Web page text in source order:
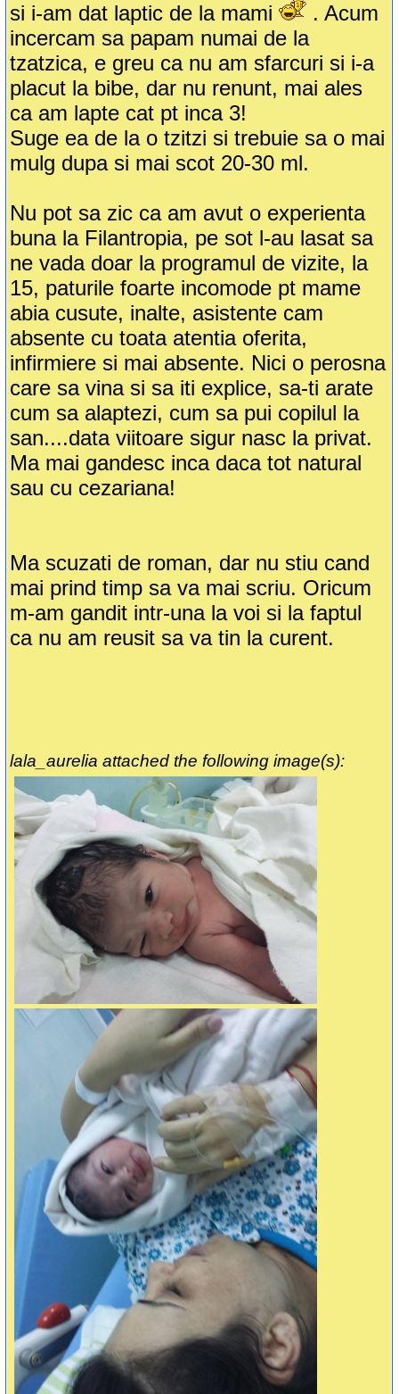
si i-am dat laptic de la mami
. Acum
incercam sa papam numai de la
tzatzica, e greu ca nu am sfarcuri si i-a
placut la bibe, dar nu renunt, mai ales
ca am lapte cat pt inca 3!
Suge ea de la o tzitzi si trebuie sa o mai
mulg dupa si mai scot 20-30 ml.
Nu pot sa zic ca am avut o experienta
buna la Filantropia, pe sot l-au lasat sa
ne vada doar la programul de vizite, la
15, paturile foarte incomode pt mame
abia cusute, inalte, asistente cam
absente cu toata atentia oferita,
infirmiere si mai absente. Nici o perosna
care sa vina si sa iti explice, sa-ti arate
cum sa alaptezi, cum sa pui copilul la
san....data viitoare sigur nasc la privat.
Ma mai gandesc inca daca tot natural
sau cu cezariana!
Ma scuzati de roman, dar nu stiu cand
mai prind timp sa va mai scriu. Oricum
m-am gandit intr-una la voi si la faptul
ca nu am reusit sa va tin la curent.
lala_aurelia attached the following image(s):